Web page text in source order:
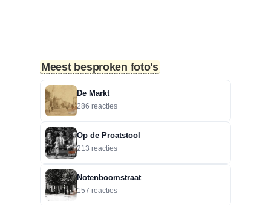
“Beste redactie, dit klopt niet. Dit
deel van de landbouwscho...”
3-8-2026
Bisschop Philip Roveniusstraat
“Linker foto de Landbouwschool,
rechter foto De Hoeksteen.”
3-8-2026
Meest besproken foto's
De Markt
286 reacties
Op de Proatstool
213 reacties
Notenboomstraat
157 reacties